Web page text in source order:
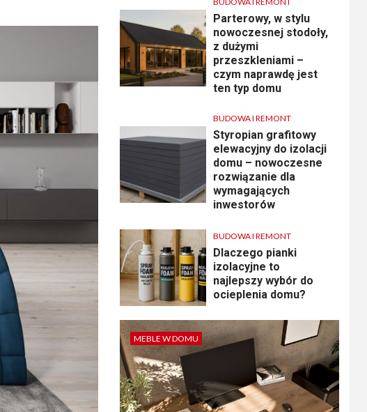
Parterowy, w stylu
nowoczesnej stodoły,
z dużymi
przeszkleniami –
czym naprawdę jest
ten typ domu
BUDOWA I REMONT
Styropian grafitowy
elewacyjny do izolacji
domu – nowoczesne
rozwiązanie dla
wymagających
inwestorów
BUDOWA I REMONT
Dlaczego pianki
izolacyjne to
najlepszy wybór do
ocieplenia domu?
MEBLE W DOMU